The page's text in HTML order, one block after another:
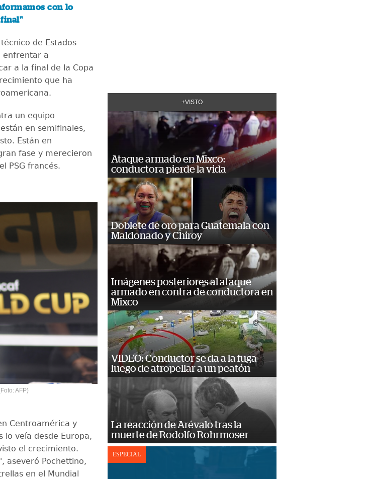
con lo
final"
de Estados
enfrentar a
a la final de la Copa
que ha
un equipo
en semifinales,
Están en
fase y merecieron
PSG francés.
AFP)
Centroamérica y
lo veía desde Europa,
el crecimiento.
aseveró Pochettino,
en el Mundial
+VISTO
Ataque armado en Mixco:
conductora pierde la vida
Doblete de oro para Guatemala con
Maldonado y Chiroy
Imágenes posteriores al ataque
armado en contra de conductora en
Mixco
VIDEO: Conductor se da a la fuga
luego de atropellar a un peatón
La reacción de Arévalo tras la
muerte de Rodolfo Rohrmoser
ESPECIAL